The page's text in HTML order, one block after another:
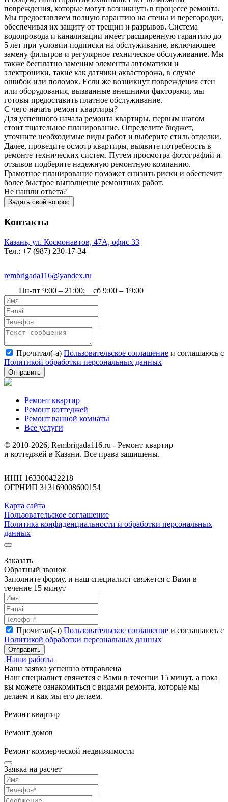
повреждения, которые могут возникнуть в процессе ремонта.
Мы предоставляем полную гарантию на стены и перегородки,
обеспечивая их защиту от трещин и разрывов. Система
водопровода и канализации имеет расширенную гарантию до
5 лет при условии подписки на обслуживание, включающее
замену фильтров и регулярное техническое обслуживание. Мы
также бесплатно заменим элементы автоматики и
электроники, такие как датчики аквасторожа, в случае
ошибок или поломок. Если же возникнут повреждения стен
или оборудования, вызванные внешними факторами, мы
готовы предоставить платное обслуживание.
С чего начать ремонт квартиры?
Для успешного начала ремонта квартиры, первым шагом
стоит тщательное планирование. Определите бюджет,
уточните необходимые виды работ и выберите стиль отделки.
Далее, проведите осмотр квартиры, выявите потребность в
ремонте технических систем. Путем просмотра фотографий и
отзывов подберите надежную ремонтную компанию.
Грамотное планирование поможет снизить риски и обеспечит
более быстрое выполнение ремонтных работ.
Не нашли ответа?
Задать свой вопрос
Контакты
Казань, ул. Космонавтов, 47А, офис 33
Тел.: +7 (987) 230‑17-34
rembrigada116@yandex.ru
Пн-пт 9:00 – 21:00; сб 9:00 – 19:00
Прочитал(-а) Пользовательское соглашение и соглашаюсь с
Политикой обработки персональных данных
Отправить
Ремонт квартир
Ремонт коттеджей
Ремонт ванной комнаты
Все услуги
© 2010-2026, Rembrigada116.ru - Ремонт квартир
и коттеджей в Казани. Все права защищены.
ИНН 163300422218
ОГРНИП 313169008600154
Карта сайта
Пользовательское соглашение
Политика конфиденциальности и обработки персональных
данных
Заказать
Обратный звонок
Заполните форму, и наш специалист свяжется с Вами в
течение 15 минут
Прочитал(-а) Пользовательское соглашение и соглашаюсь с
Политикой обработки персональных данных
Отправить
Наши работы
Ваша заявка успешно отправлена
Наш специалист свяжется с Вами в течении 15 минут, а пока
вы можете ознакомиться с видами ремонта, которые мы
делаем и как мы его делаем.
Ремонт квартир
Ремонт домов
Ремонт коммерческой недвижимости
Заявка на расчет